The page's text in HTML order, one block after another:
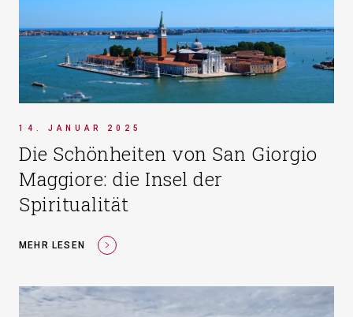
14. JANUAR 2025
Die Schönheiten von San Giorgio
Maggiore: die Insel der
Spiritualität
MEHR LESEN